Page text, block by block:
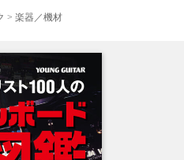
> 楽器／機材